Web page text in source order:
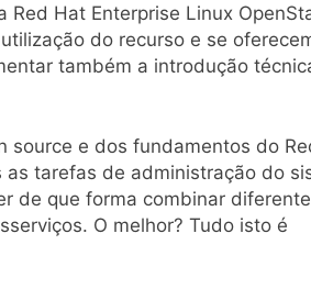
Hat Enterprise Linux
do recurso e se
também a introdução
source e dos fundamentos do
tarefas de administração do
de que forma combinar
O melhor? Tudo isto é